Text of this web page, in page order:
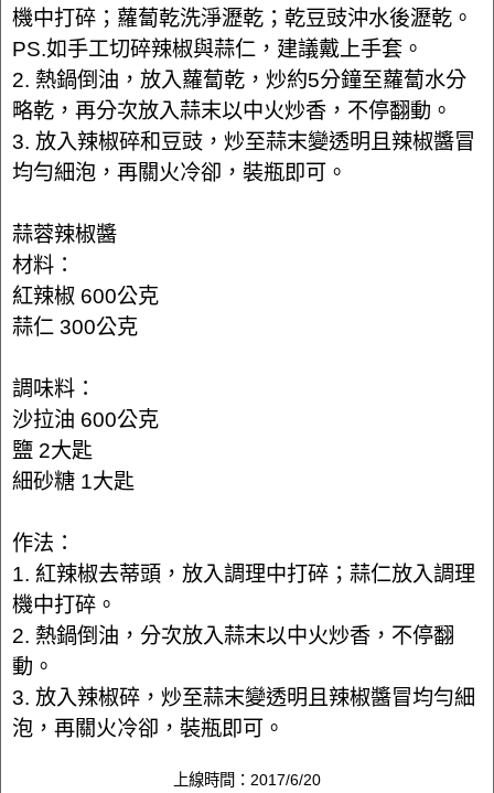
機中打碎；蘿蔔乾洗淨瀝乾；乾豆豉沖水後瀝乾。
PS.如手工切碎辣椒與蒜仁，建議戴上手套。
2. 熱鍋倒油，放入蘿蔔乾，炒約5分鐘至蘿蔔水分
略乾，再分次放入蒜末以中火炒香，不停翻動。
3. 放入辣椒碎和豆豉，炒至蒜末變透明且辣椒醬冒
均勻細泡，再關火冷卻，裝瓶即可。
蒜蓉辣椒醬
材料：
紅辣椒 600公克
蒜仁 300公克
調味料：
沙拉油 600公克
鹽 2大匙
細砂糖 1大匙
作法：
1. 紅辣椒去蒂頭，放入調理中打碎；蒜仁放入調理
機中打碎。
2. 熱鍋倒油，分次放入蒜末以中火炒香，不停翻
動。
3. 放入辣椒碎，炒至蒜末變透明且辣椒醬冒均勻細
泡，再關火冷卻，裝瓶即可。
上線時間：2017/6/20